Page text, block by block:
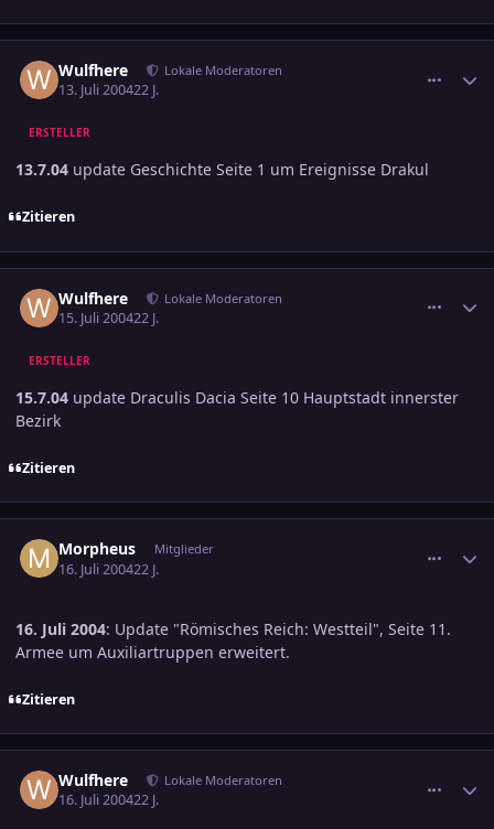
Wulfhere Lokale Moderatoren
13. Juli 200422 J.
ERSTELLER
13.7.04 update Geschichte Seite 1 um Ereignisse Drakul
Zitieren
Wulfhere Lokale Moderatoren
15. Juli 200422 J.
ERSTELLER
15.7.04 update Draculis Dacia Seite 10 Hauptstadt innerster
Bezirk
Zitieren
Morpheus Mitglieder
16. Juli 200422 J.
16. Juli 2004: Update "Römisches Reich: Westteil", Seite 11.
Armee um Auxiliartruppen erweitert.
Zitieren
Wulfhere Lokale Moderatoren
16. Juli 200422 J.